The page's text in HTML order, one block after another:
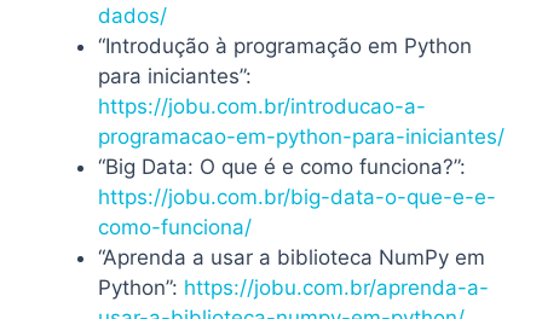
dados/
“Introdução à programação em Python
para iniciantes”:
https://jobu.com.br/introducao-a-
programacao-em-python-para-iniciantes/
“Big Data: O que é e como funciona?”:
https://jobu.com.br/big-data-o-que-e-e-
como-funciona/
“Aprenda a usar a biblioteca NumPy em
Python”: https://jobu.com.br/aprenda-a-